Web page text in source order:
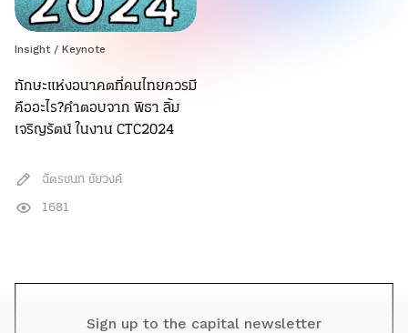
Insight / Keynote
ทักษะแห่งอนาคตที่คนไทยควรมี
คืออะไร?คำตอบจาก พิธา ลิ้ม
เจริญรัตน์ ในงาน CTC2024
ฉัตรชนก ชัยวงค์
1681
Sign up to the capital newsletter